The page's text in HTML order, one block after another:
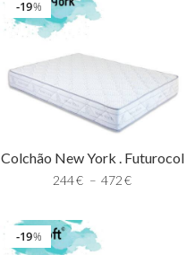
%
19
Colchão New York . Futurocol
244€ – 472€
%
19